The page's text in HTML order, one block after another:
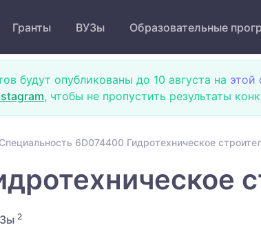
Гранты ВУЗы Образовательные
будут опубликованы до 10 августа на этой
, чтобы не пропустить результаты
Специальность 6D074400 Гидротехническое
2